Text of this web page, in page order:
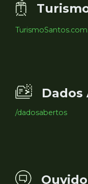
Dados
/dadosabertos